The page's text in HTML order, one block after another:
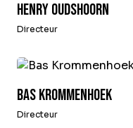
Henry Oudshoorn
Directeur
Bas krommenhoek
Directeur